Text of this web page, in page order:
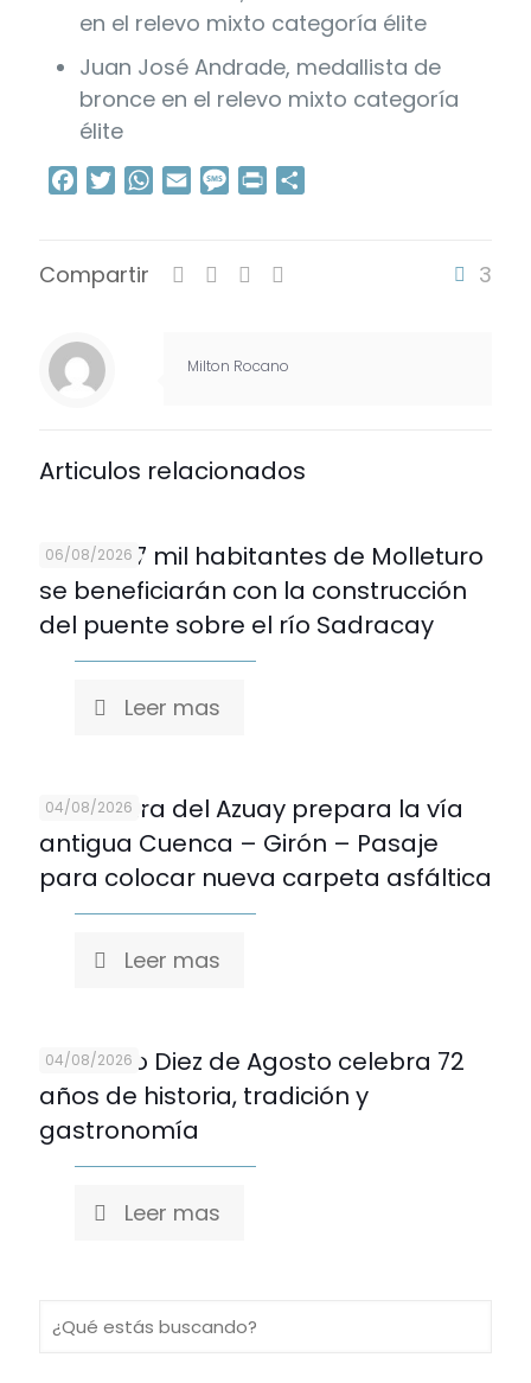
en el relevo mixto categoría élite
Juan José Andrade, medallista de
bronce en el relevo mixto categoría
élite
Facebook
TwitterWhatsApp
Email Message
Print
Compartir 3
Milton Rocano
Articulos relacionados
06/08/2026
Más de 7 mil habitantes de Molleturo
se beneficiarán con la construcción
del puente sobre el río Sadracay
Leer mas
04/08/2026
Prefectura del Azuay prepara la vía
antigua Cuenca – Girón – Pasaje
para colocar nueva carpeta asfáltica
Leer mas
04/08/2026
Mercado Diez de Agosto celebra 72
años de historia, tradición y
gastronomía
Leer mas